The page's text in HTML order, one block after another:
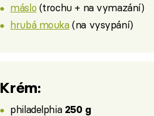
máslo (trochu + na vymazání)
hrubá mouka(na vysypání)
Krém:
philadelphia 250 g